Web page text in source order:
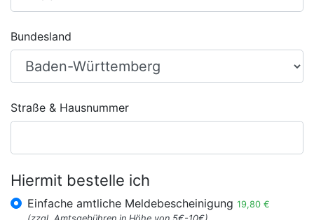
Bundesland
Straße & Hausnummer
Hiermit bestelle ich
Einfache amtliche Meldebescheinigung 19,80 €